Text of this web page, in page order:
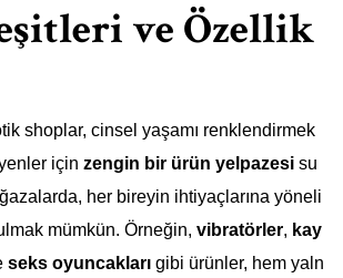
ve Özellik
shoplar, cinsel yaşamı renklendirmek
için zengin bir ürün yelpazesi su
her bireyin ihtiyaçlarına yöneli
mümkün. Örneğin, vibratörler, kay
seks oyuncakları gibi ürünler, hem yaln